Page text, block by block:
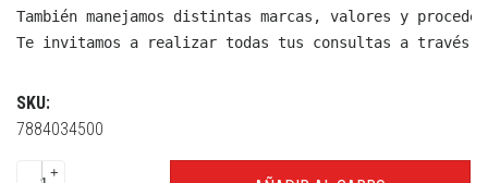
También manejamos distintas marcas, valores y
Te invitamos a realizar todas tus consultas a través
SKU:
7884034500
+